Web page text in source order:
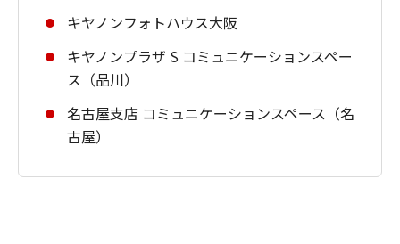
キヤノンフォトハウス大阪
キヤノンプラザ S コミュニケーションスペー
ス（品川）
名古屋支店 コミュニケーションスペース（名
古屋）